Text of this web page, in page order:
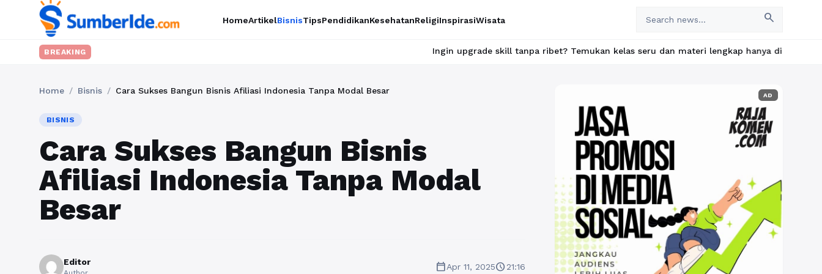
HomeArtikelBisnisTipsPendidikanKesehatanReligiInspirasiWisata search
BREAKING Ingin upgrade skill tanpa ribet? Temukan kelas seru dan materi lengkap hanya di YukBelajar.com. Mulai
Home / Bisnis / Cara Sukses Bangun Bisnis Afiliasi Indonesia Tanpa Modal Besar
BISNIS
Cara Sukses Bangun Bisnis
Afiliasi Indonesia Tanpa Modal
Besar
Editor calendar_todayApr 11, 2025schedule21:16
AD